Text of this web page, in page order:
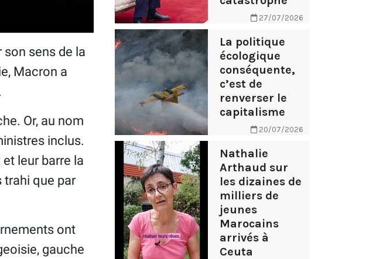
sens de la
Macron a
Or, au nom
inclus.
leur barre la
trahi que par
ont
gauche
27/07/2026
La politique
écologique
conséquente,
c’est de
renverser le
capitalisme
20/07/2026
Nathalie
Arthaud sur
les dizaines de
milliers de
jeunes
Marocains
arrivés à
Ceuta